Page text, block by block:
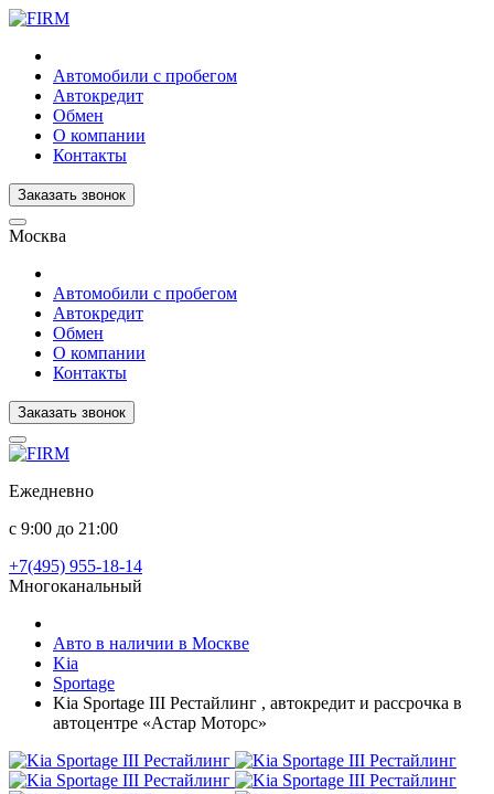
Автомобили с пробегом
Автокредит
Обмен
О компании
Контакты
Заказать звонок
Москва
Автомобили с пробегом
Автокредит
Обмен
О компании
Контакты
Заказать звонок
Ежедневно
с 9:00 до 21:00
+7(495) 955-18-14
Многоканальный
Авто в наличии в Москве
Kia
Sportage
Kia Sportage III Рестайлинг , автокредит и рассрочка в
автоцентре «Астар Моторс»